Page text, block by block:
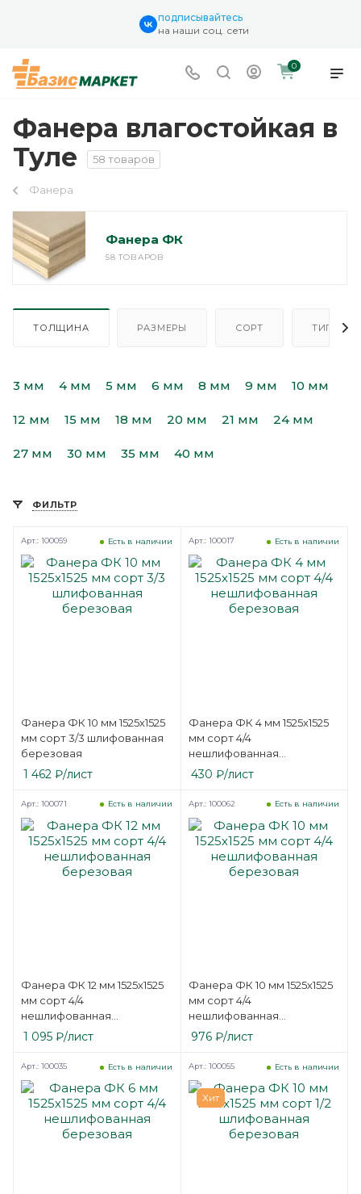
подписывайтесь
на наши соц. сети
0
Фанера влагостойкая в
Туле
58 товаров
Фанера
Фанера ФК
58 ТОВАРОВ
ТОЛЩИНА РАЗМЕРЫ СОРТ ТИП
3 мм 4 мм 5 мм 6 мм 8 мм 9 мм 10 мм
12 мм 15 мм 18 мм 20 мм 21 мм 24 мм
27 мм 30 мм 35 мм 40 мм
ФИЛЬТР
Фанера ФК 10 мм 1525х1525
мм сорт 3/3 шлифованная
березовая
Есть в наличии
Арт.: 100059
1 462 ₽/лист
Фанера ФК 4 мм 1525х1525
мм сорт 4/4
нешлифованная
березовая
Есть в наличии
Арт.: 100017
430 ₽/лист
Фанера ФК 12 мм 1525х1525
мм сорт 4/4
нешлифованная
березовая
Есть в наличии
Арт.: 100071
1 095 ₽/лист
Фанера ФК 10 мм 1525х1525
мм сорт 4/4
нешлифованная
березовая
Есть в наличии
Арт.: 100062
976₽/лист
Есть в наличии
Арт.: 100035
Хит
Есть в наличии
Арт.: 100055